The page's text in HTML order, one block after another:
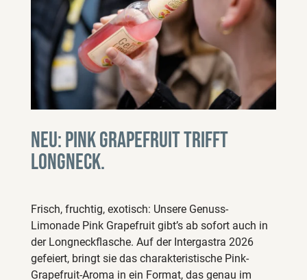
Neu: Pink Grapefruit trifft
Longneck.
Frisch, fruchtig, exotisch: Unsere Genuss-
Limonade Pink Grapefruit gibt’s ab sofort auch in
der Longneckflasche. Auf der Intergastra 2026
gefeiert, bringt sie das charakteristische Pink-
Grapefruit-Aroma in ein Format, das genau im